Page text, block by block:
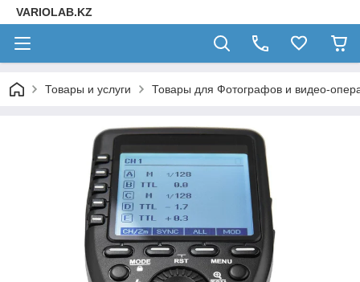
VARIOLAB.KZ
Товары и услуги Товары для Фотографов и видео-